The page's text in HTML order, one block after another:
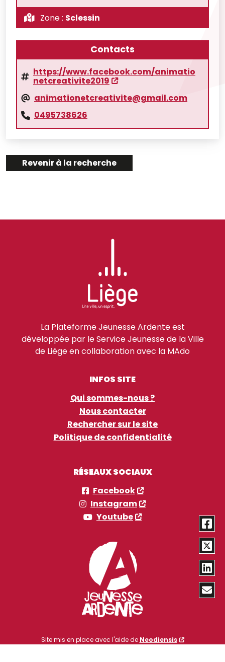
Zone : Sclessin
Contacts
https://www.facebook.com/animatio
netcreativite2019
animationetcreativite@gmail.com
0495738626
Revenir à la recherche
La Plateforme Jeunesse Ardente est
développée par le Service Jeunesse de la Ville
de Liège en collaboration avec la MAdo
INFOS SITE
Qui sommes-nous ?
Nous contacter
Rechercher sur le site
Politique de confidentialité
RÉSEAUX SOCIAUX
Facebook
Instagram
Youtube
Site mis en place avec l'aide de Neodiensis